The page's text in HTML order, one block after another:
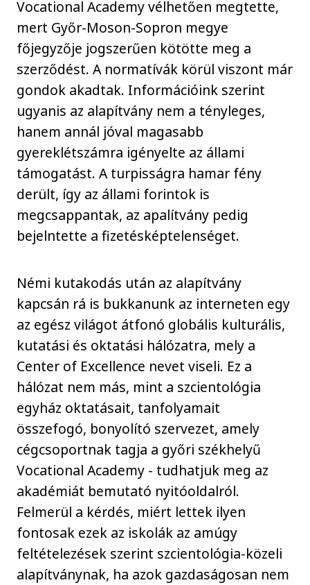
Vocational Academy vélhetően megtette,
mert Győr-Moson-Sopron megye
főjegyzője jogszerűen kötötte meg a
szerződést. A normatívák körül viszont már
gondok akadtak. Információink szerint
ugyanis az alapítvány nem a tényleges,
hanem annál jóval magasabb
gyereklétszámra igényelte az állami
támogatást. A turpisságra hamar fény
derült, így az állami forintok is
megcsappantak, az apalítvány pedig
bejelntette a fizetésképtelenséget.
Némi kutakodás után az alapítvány
kapcsán rá is bukkanunk az interneten egy
az egész világot átfonó globális kulturális,
kutatási és oktatási hálózatra, mely a
Center of Excellence nevet viseli. Ez a
hálózat nem más, mint a szcientológia
egyház oktatásait, tanfolyamait
összefogó, bonyolító szervezet, amely
cégcsoportnak tagja a győri székhelyű
Vocational Academy - tudhatjuk meg az
akadémiát bemutató nyitóoldalról.
Felmerül a kérdés, miért lettek ilyen
fontosak ezek az iskolák az amúgy
feltételezések szerint szcientológia-közeli
alapítványnak, ha azok gazdaságosan nem